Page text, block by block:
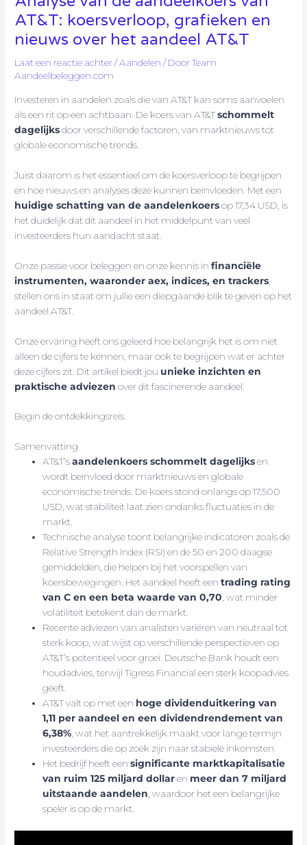
AT&T: koersverloop, grafieken en
nieuws over het aandeel AT&T
Laat een reactie achter/Aandelen / DoorTeam
Aandeelbeleggen.com
Investeren in aandelen zoals die van AT&T kan soms aanvoelen
als een rit op een achtbaan. De koers van AT&Tschommelt
dagelijksdoor verschillende factoren, van marktnieuws tot
globale economische trends.
Juist daarom is het essentieel om de koersverloop te begrijpen
en hoe nieuws en analyses deze kunnen beïnvloeden. Met een
huidige schatting van de aandelenkoersop 17,34 USD, is
het duidelijk dat dit aandeel in het middelpunt van veel
investeerders hun aandacht staat.
Onze passie voor beleggen en onze kennis infinanciële
instrumenten, waaronder aex, indices, en trackers
stellen ons in staat om jullie een diepgaande blik te geven op het
aandeel AT&T.
Onze ervaring heeft ons geleerd hoe belangrijk het is om niet
alleen de cijfers te kennen, maar ook te begrijpen wat er achter
deze cijfers zit. Dit artikel biedt jou unieke inzichten en
praktische adviezen over dit fascinerende aandeel.
Begin de ontdekkingsreis.
Samenvatting
AT&T’saandelenkoers schommelt dagelijksen
wordt beïnvloed door marktnieuws en globale
economische trends. De koers stond onlangs op 17,500
USD, wat stabiliteit laat zien ondanks fluctuaties in de
markt.
Technische analyse toont belangrijke indicatoren zoals de
Relative Strength Index (RSI) en de 50 en 200 daagse
gemiddelden, die helpen bij het voorspellen van
koersbewegingen. Het aandeel heeft eentrading rating
van C en een beta waarde van 0,70, wat minder
volatiliteit betekent dan de markt.
Recente adviezen van analisten variëren van neutraal tot
sterk koop, wat wijst op verschillende perspectieven op
AT&T’s potentieel voor groei. Deutsche Bank houdt een
houdadvies, terwijl Tigress Financial een sterk koopadvies
geeft.
AT&T valt op met een hoge dividenduitkering van
1,11 per aandeel en een dividendrendement van
6,38%, wat het aantrekkelijk maakt voor lange termijn
investeerders die op zoek zijn naar stabiele inkomsten.
Het bedrijf heeft eensignificante marktkapitalisatie
van ruim 125 miljard dollaren meer dan 7 miljard
uitstaande aandelen, waardoor het een belangrijke
speler is op de markt.